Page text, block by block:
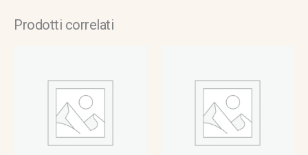
Prodotti correlati